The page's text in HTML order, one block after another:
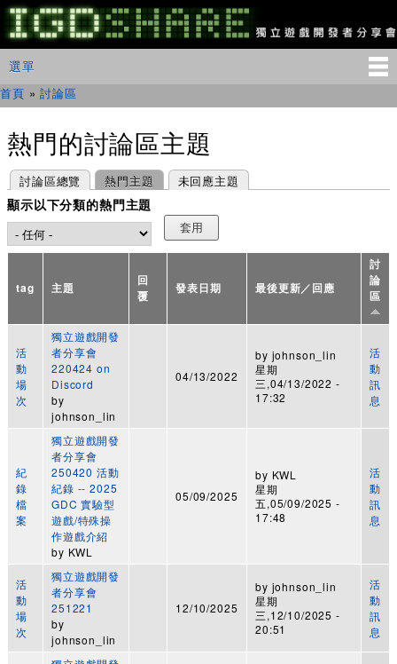
移
至
主
IGDSHARE
獨
遊
發
會
主選單
選單
您在這裡
首頁 »討論區
熱門的討論區主題
主要索引標籤
討論區總覽 熱門主題
(作用中頁籤) 未回應主題
顯示以下分類的熱門主題
tag 主題
回
覆
發表日期 最後更新／回應
討
論
區
活
動
場
次
獨立遊戲開發
者分享會
220424 on
Discord
by
johnson_lin
04/13/2022
by johnson_lin
星期
三,04/13/2022 -
17:32
活
動
訊
息
紀
錄
檔
案
獨立遊戲開發
者分享會
250420 活動
紀錄 -- 2025
GDC 實驗型
遊戲/特殊操
作遊戲介紹
by KWL
05/09/2025
by KWL
星期
五,05/09/2025 -
17:48
活
動
訊
息
活
動
場
次
獨立遊戲開發
者分享會
251221
by
johnson_lin
12/10/2025
by johnson_lin
星期
三,12/10/2025 -
20:51
活
動
訊
息